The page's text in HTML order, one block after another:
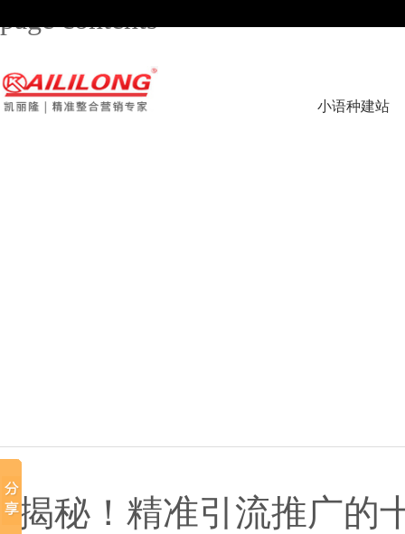
page contents
小语种建站
揭秘！精准引流推广的